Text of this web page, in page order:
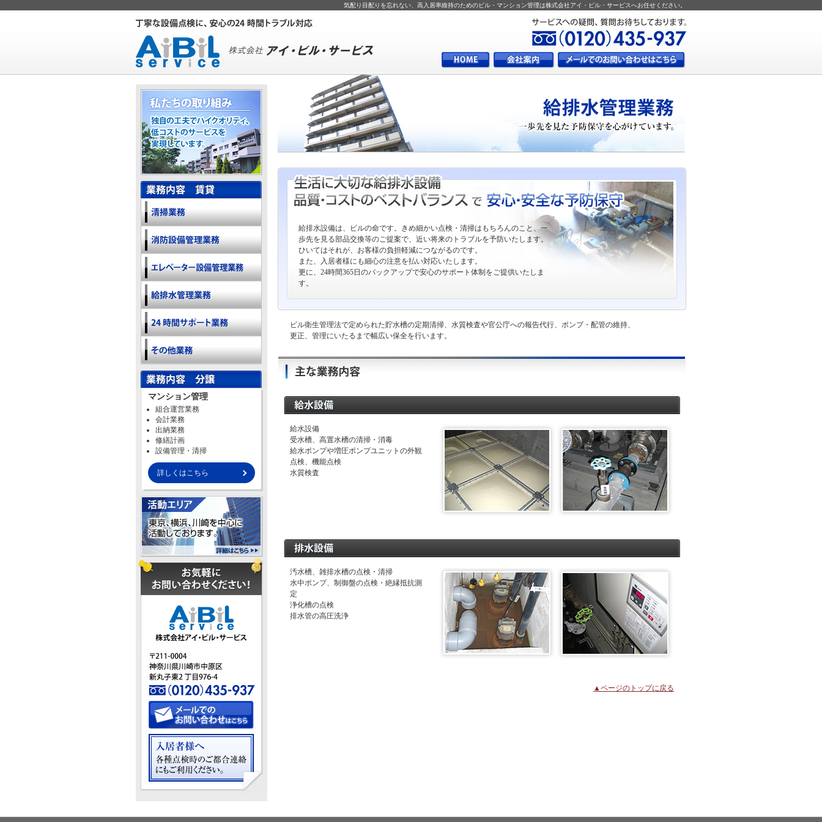
気配り目配りを忘れない、高入居率維持のためのビル・マンション管理は株式会社アイ・ビル・サービスへお任せください。
マンション管理
組合運営業務
会計業務
出納業務
修繕計画
設備管理・清掃
詳しくはこちら
給排水設備は、ビルの命です。きめ細かい点検・清掃はもちろんのこと、一
歩先を見る部品交換等のご提案で、近い将来のトラブルを予防いたします。
ひいてはそれが、お客様の負担軽減につながるのです。
また、入居者様にも細心の注意を払い対応いたします。
更に、24時間365日のバックアップで安心のサポート体制をご提供いたしま
す。
ビル衛生管理法で定められた貯水槽の定期清掃、水質検査や官公庁への報告代行、ポンプ・配管の維持、
更正、管理にいたるまで幅広い保全を行います。
給水設備
受水槽、高置水槽の清掃・消毒
給水ポンプや増圧ポンプユニットの外観
点検、機能点検
水質検査
汚水槽、雑排水槽の点検・清掃
水中ポンプ、制御盤の点検・絶縁抵抗測
定
浄化槽の点検
排水管の高圧洗浄
▲ページのトップに戻る